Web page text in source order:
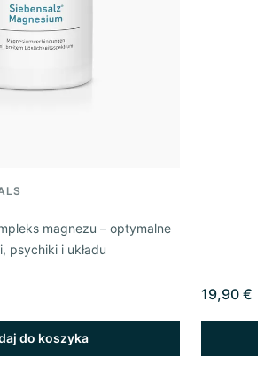
magnezu – optymalne
psychiki i układu
do koszyka
19,90 €